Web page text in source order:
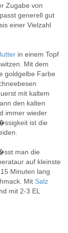
Zugabe von
generell gut
einer Vielzahl
in einem Topf
Mit dem
goldgelbe Farbe
mit kaltem
den kalten
immer wieder
ist die
man die
auf kleinste
Minuten lang
Mit Salz
mit 2-3 EL